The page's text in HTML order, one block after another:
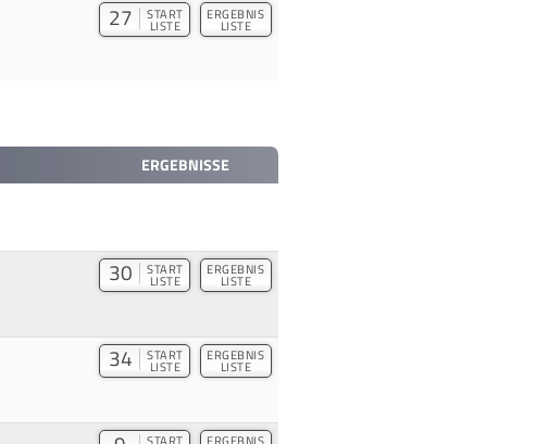
27 START
LISTE
ERGEBNIS
LISTE
ERGEBNISSE
30 START
LISTE
ERGEBNIS
LISTE
34 START
LISTE
ERGEBNIS
LISTE